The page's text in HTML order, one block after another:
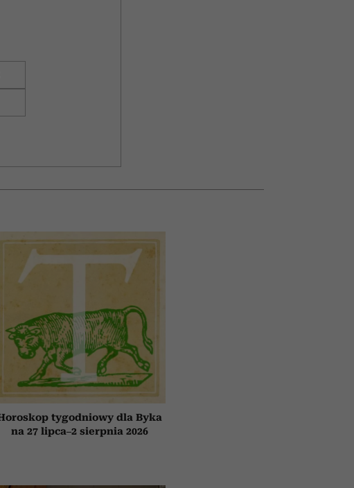
tygodniowy dla Byka
na 27 lipca–2 sierpnia 2026